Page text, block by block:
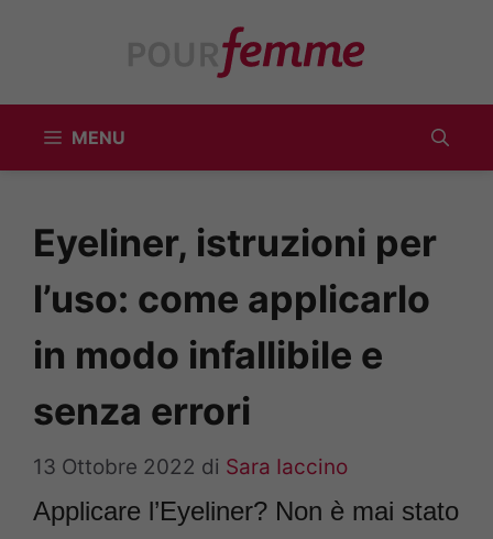
MENU
Eyeliner, istruzioni per
l’uso: come applicarlo
in modo infallibile e
senza errori
13 Ottobre 2022 di Sara Iaccino
Applicare l’Eyeliner? Non è mai stato